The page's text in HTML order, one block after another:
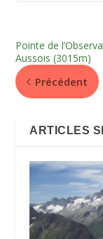
Pointe de
Aussois (3015m)
Précédent
ARTICLES